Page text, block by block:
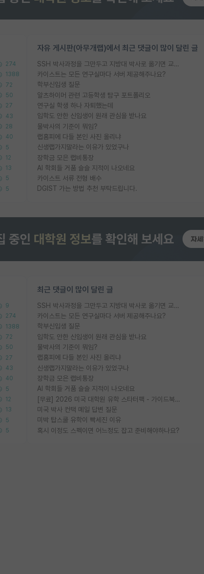
274
1388
72
50
27
43
28
40
5
12
13
5
5
자유 게시판(아무개랩)에서 최근 댓글이 많이 달린 글
SSH 박사과정을 그만두고 지방대 박사로 옮기면 교수의 꿈은 끝일까요?
카이스트는 모든 연구실마다 서버 제공해주나요?
학부신입생 질문
알츠하이머 관련 고등학생 탐구 포트폴리오
연구실 학생 하나 자퇴했는데
입학도 안한 신입생이 원래 관심을 받나요
물박사의 기준이 뭐임?
랩홈피에 다들 본인 사진 올리냐
신생랩가지말라는 이유가 있었구나
장학금 모은 랩비통장
AI 학회들 거품 슬슬 지적이 나오네요
카이스트 서류 전형 배수
DGIST 가는 방법 추천 부탁드립니다.
9
274
1388
72
50
27
43
40
5
12
13
5
5
최근 댓글이 많이 달린 글
SSH 박사과정을 그만두고 지방대 박사로 옮기면 교수의 꿈은 끝일까요?
카이스트는 모든 연구실마다 서버 제공해주나요?
학부신입생 질문
입학도 안한 신입생이 원래 관심을 받나요
물박사의 기준이 뭐임?
랩홈피에 다들 본인 사진 올리냐
신생랩가지말라는 이유가 있었구나
장학금 모은 랩비통장
AI 학회들 거품 슬슬 지적이 나오네요
[무료] 2026 미국 대학원 유학 스타터팩 - 가이드북 & 합격자 컨택메일 템플릿
미국 박사 컨택 메일 답변 질문
미박 탑스쿨 유학이 빡세진 이유
혹시 이정도 스펙이면 어느정도 잡고 준비해야하나요?